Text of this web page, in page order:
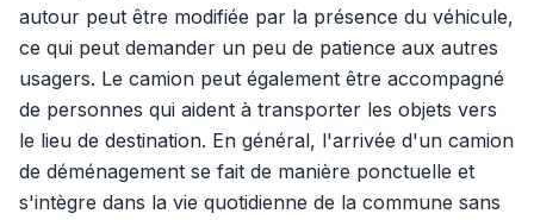
autour peut être modifiée par la présence du véhicule,
ce qui peut demander un peu de patience aux autres
usagers. Le camion peut également être accompagné
de personnes qui aident à transporter les objets vers
le lieu de destination. En général, l'arrivée d'un camion
de déménagement se fait de manière ponctuelle et
s'intègre dans la vie quotidienne de la commune sans